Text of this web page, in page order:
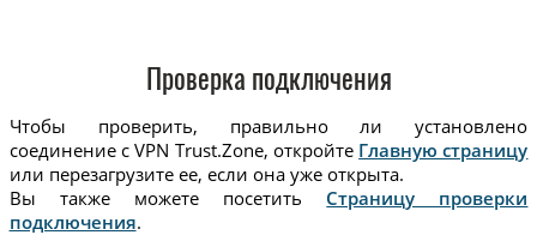
Проверка подключения
Чтобы проверить, правильно ли установлено
соединение с VPN Trust.Zone, откройте Главную страницу
или перезагрузите ее, если она уже открыта.
Вы также можете посетить Страницу проверки
подключения.